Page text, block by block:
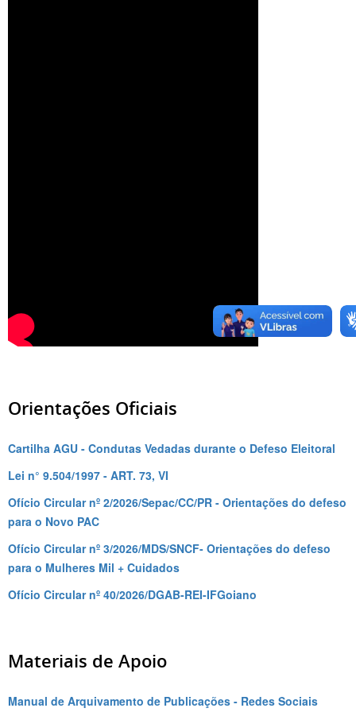
Orientações Oficiais
Cartilha AGU - Condutas Vedadas durante o Defeso Eleitoral
Lei n° 9.504/1997 - ART. 73, VI
Ofício Circular nº 2/2026/Sepac/CC/PR - Orientações do defeso
para o Novo PAC
Ofício Circular nº 3/2026/MDS/SNCF- Orientações do defeso
para o Mulheres Mil + Cuidados
Ofício Circular nº 40/2026/DGAB-REI-IFGoiano
Materiais de Apoio
Manual de Arquivamento de Publicações - Redes Sociais